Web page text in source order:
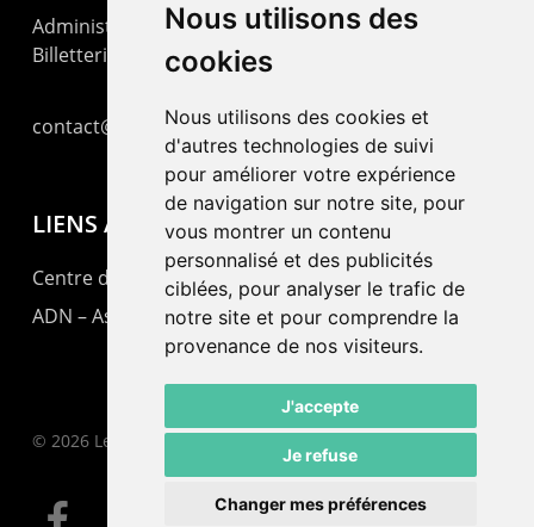
Nous utilisons des
cookies
Nous utilisons des cookies et
d'autres technologies de suivi
pour améliorer votre expérience
de navigation sur notre site, pour
vous montrer un contenu
personnalisé et des publicités
ciblées, pour analyser le trafic de
notre site et pour comprendre la
provenance de nos visiteurs.
J'accepte
Je refuse
Changer mes préférences
Administration : +41 32 725 03 03
Billetterie : +41 32 725 05 05
contact@lepommier.ch
LIENS AMIS
Centre de culture ABC
ADN – Association Danse Neuchâtel
© 2026 Le Pommier.
facebook email